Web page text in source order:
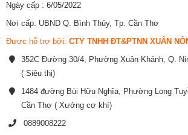
Ngày cấp : 6/05/2022
Nơi cấp: UBND Q. Bình Thủy, Tp. Cần Thơ
Được hỗ trợ bởi: CTY TNHH ĐT&PTNN XUÂN
352C Đường 30/4, Phường Xuân Khánh, Q.
( Siêu thị)
1484 đường Bùi Hữu Nghĩa, Phường Long
Cần Thơ ( Xưởng cơ khí)
0889008222